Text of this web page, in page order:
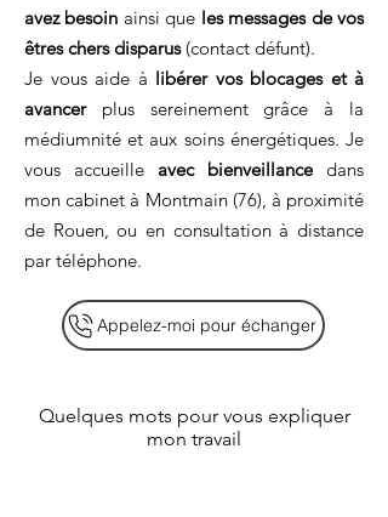
avez besoin ainsi que les messages de vos
êtres chers disparus(contact défunt).
Je vous aide à libérer vos blocages et à
avancerplus sereinement grâce à la
médiumnité et aux soins énergétiques. Je
vous accueille avec bienveillancedans
mon cabinet à Montmain (76), à proximité
de Rouen, ou en consultation à distance
par téléphone.
Appelez-moi pour échanger
Quelques mots pour vous expliquer
mon travail